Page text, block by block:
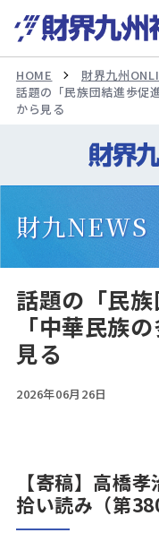
HOME 財界九州
話題の「民族団結進歩促
から見る
財九NEWS
話題の「民
「中華民族
見る
2026年06月26日
【寄稿】高橋
拾い読み（第